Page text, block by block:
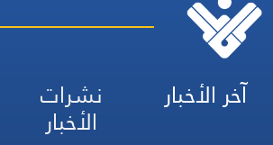
آخر الأخبار نشرات
الأخبار